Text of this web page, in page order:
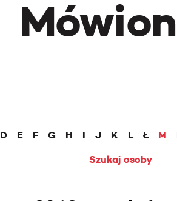
D E F G H I J K L Ł M
Szukaj osoby